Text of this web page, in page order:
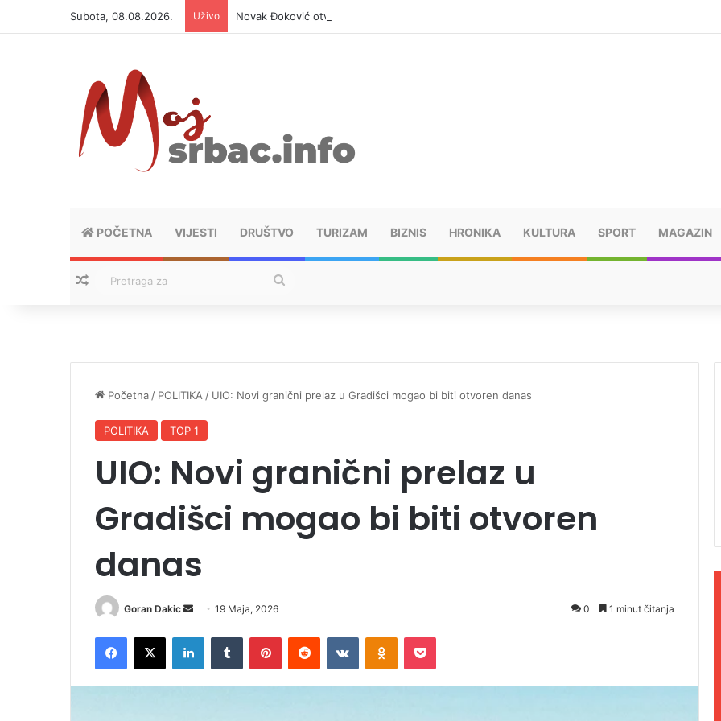
Subota, 08.08.2026. Uživo Novak Đoković otvorio dušu: “Taj poraz me uništio”
POČETNA VIJESTI DRUŠTVO TURIZAM BIZNIS HRONIKA KULTURA SPORT MAGAZIN
Nasumični tekstovi
Početna / POLITIKA / UIO: Novi granični prelaz u Gradišci mogao bi biti otvoren danas
POLITIKA TOP 1
UIO: Novi granični prelaz u
Gradišci mogao bi biti otvoren
danas
Goran Dakic
a
19 Maja, 2026 0 1 minut čitanja